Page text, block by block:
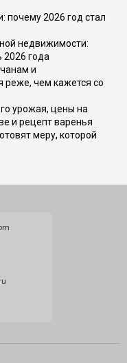
почему 2026 год стал
недвижимости:
2026 года
и
реже, чем кажется со
урожая, цены на
и рецепт варенья
меру, которой